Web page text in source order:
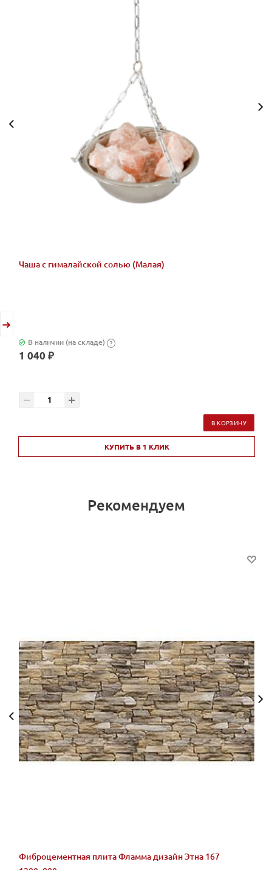
Чаша с гималайской солью (Малая)
В наличии (на складе) ?
1 040 ₽
В КОРЗИНУ
КУПИТЬ В 1 КЛИК
Рекомендуем
Фиброцементная плита Фламма дизайн Этна 167